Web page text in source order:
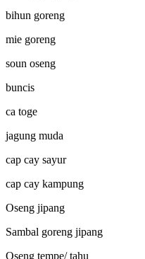
bihun goreng
mie goreng
soun oseng
buncis
ca toge
jagung muda
cap cay sayur
cap cay kampung
Oseng jipang
Sambal goreng jipang
Oseng tempe/ tahu